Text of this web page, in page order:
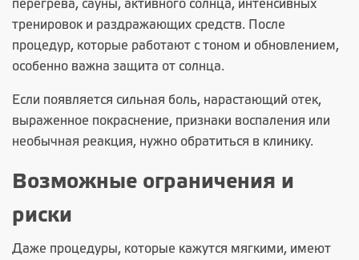
перегрева, сауны, активного солнца, интенсивных
тренировок и раздражающих средств. После
процедур, которые работают с тоном и обновлением,
особенно важна защита от солнца.
Если появляется сильная боль, нарастающий отек,
выраженное покраснение, признаки воспаления или
необычная реакция, нужно обратиться в клинику.
Возможные ограничения и
риски
Даже процедуры, которые кажутся мягкими, имеют